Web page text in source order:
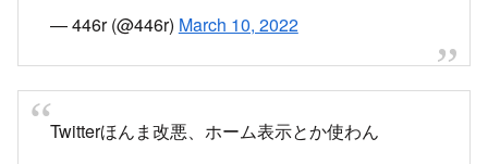
— 446r (@446r) March 10, 2022
Twitterほんま改悪、ホーム表示とか使わん